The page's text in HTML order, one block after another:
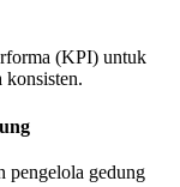
(KPI) untuk
konsisten.
pengelola gedung